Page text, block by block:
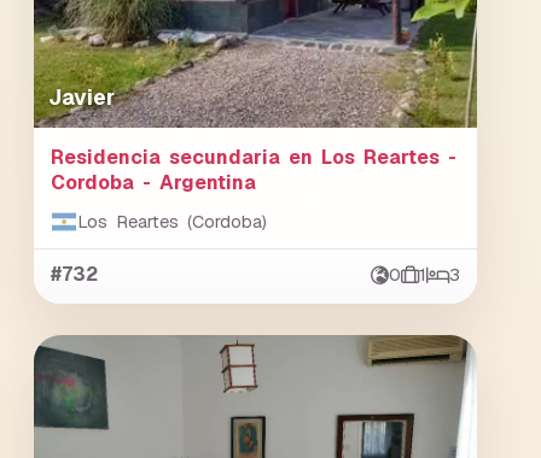
Javier
Residencia secundaria en Los Reartes -
Cordoba - Argentina
Los Reartes (Cordoba)
#732 0 1 3